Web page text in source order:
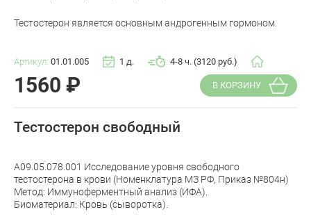
Тестостерон является основным андрогенным гормоном.
Артикул: 01.01.005 1 д. 4-8 ч. (3120 руб.)
1560 ₽ В КОРЗИНУ
Тестостерон свободный
A09.05.078.001 Исследование уровня свободного
тестостерона в крови (Номенклатура МЗ РФ, Приказ №804н)
Метод: Иммуноферментный анализ (ИФА).
Биоматериал: Кровь (сыворотка).